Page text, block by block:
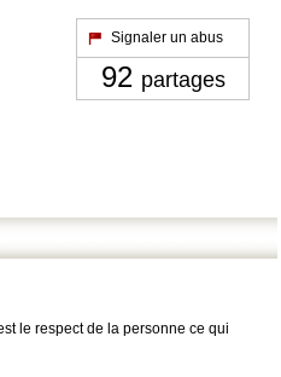
Signaler un abus
92 partages
le respect de la personne ce qui